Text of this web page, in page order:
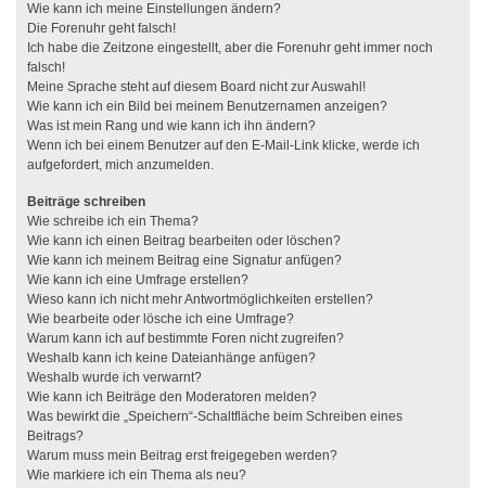
Wie kann ich meine Einstellungen ändern?
Die Forenuhr geht falsch!
Ich habe die Zeitzone eingestellt, aber die Forenuhr geht immer noch
falsch!
Meine Sprache steht auf diesem Board nicht zur Auswahl!
Wie kann ich ein Bild bei meinem Benutzernamen anzeigen?
Was ist mein Rang und wie kann ich ihn ändern?
Wenn ich bei einem Benutzer auf den E-Mail-Link klicke, werde ich
aufgefordert, mich anzumelden.
Beiträge schreiben
Wie schreibe ich ein Thema?
Wie kann ich einen Beitrag bearbeiten oder löschen?
Wie kann ich meinem Beitrag eine Signatur anfügen?
Wie kann ich eine Umfrage erstellen?
Wieso kann ich nicht mehr Antwortmöglichkeiten erstellen?
Wie bearbeite oder lösche ich eine Umfrage?
Warum kann ich auf bestimmte Foren nicht zugreifen?
Weshalb kann ich keine Dateianhänge anfügen?
Weshalb wurde ich verwarnt?
Wie kann ich Beiträge den Moderatoren melden?
Was bewirkt die „Speichern“-Schaltfläche beim Schreiben eines
Beitrags?
Warum muss mein Beitrag erst freigegeben werden?
Wie markiere ich ein Thema als neu?